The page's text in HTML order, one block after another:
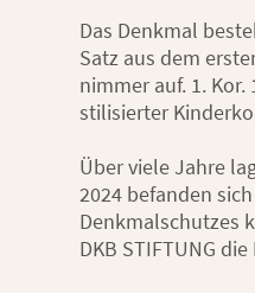
Das Denkmal
Satz aus dem
nimmer auf. 1.
stilisierter
Über viele Jahre
2024 befanden
Denkmalschutzes
DKB STIFTUNG